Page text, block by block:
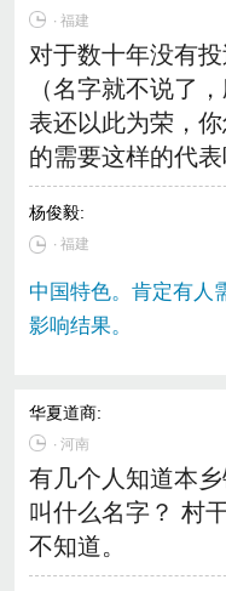
∙福建
对于数十年没有
（名字就不说了
表还以此为荣，
的需要这样的代表
杨俊毅:
∙ 福建
中国特色。肯定有人
影响结果。
华夏道商:
∙河南
有几个人知道本
叫什么名字？ 村
不知道。